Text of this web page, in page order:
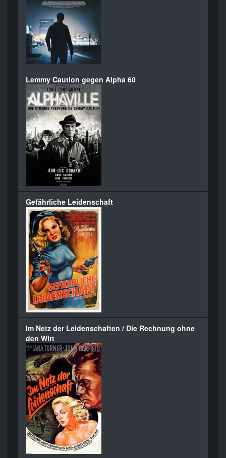
Lemmy Caution gegen Alpha 60
Gefährliche Leidenschaft
Im Netz der Leidenschaften / Die Rechnung ohne
den Wirt